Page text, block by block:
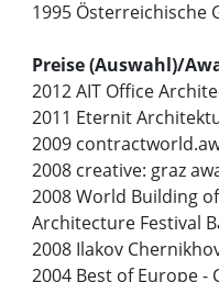
1995 Österreichische
Preise (Auswahl)/
2012 AIT Office
2011 Eternit
2009
2008 creative: graz
2008 World Building
Architecture Festival
2008 Ilakov
2004 Best of Europe -